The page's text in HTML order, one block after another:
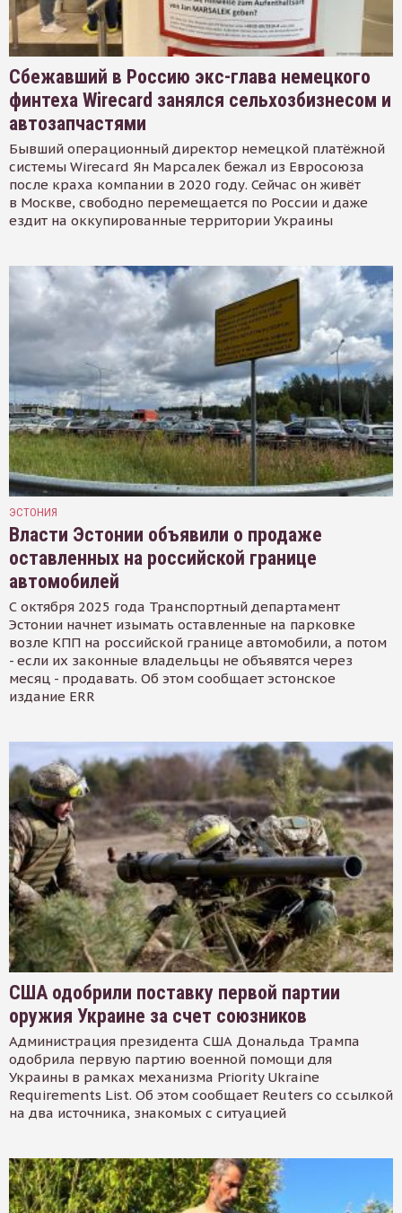
Сбежавший в Россию экс-глава немецкого
финтеха Wirecard занялся сельхозбизнесом и
автозапчастями
Бывший операционный директор немецкой платёжной
системы Wirecard Ян Марсалек бежал из Евросоюза
после краха компании в 2020 году. Сейчас он живёт
в Москве, свободно перемещается по России и даже
ездит на оккупированные территории Украины
ЭСТОНИЯ
Власти Эстонии объявили о продаже
оставленных на российской границе
автомобилей
С октября 2025 года Транспортный департамент
Эстонии начнет изымать оставленные на парковке
возле КПП на российской границе автомобили, а потом
- если их законные владельцы не объявятся через
месяц - продавать. Об этом сообщает эстонское
издание ERR
США одобрили поставку первой партии
оружия Украине за счет союзников
Администрация президента США Дональда Трампа
одобрила первую партию военной помощи для
Украины в рамках механизма Priority Ukraine
Requirements List. Об этом сообщает Reuters со ссылкой
на два источника, знакомых с ситуацией